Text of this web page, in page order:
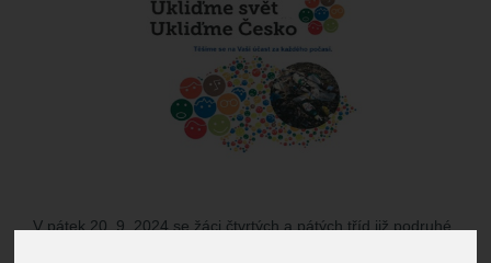
V pátek 20. 9. 2024 se žáci čtvrtých a pátých tříd již podruhé